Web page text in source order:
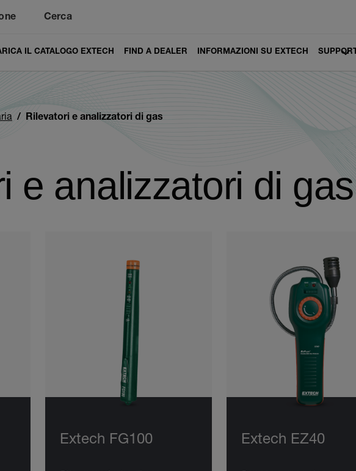
Cerca
IL CATALOGO EXTECH FIND A DEALER INFORMAZIONI SU EXTECH
Rilevatori e analizzatori di gas
e analizzatori di gas
Extech FG100 Extech EZ40